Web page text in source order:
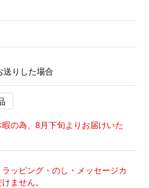
りした場合
の為、8月下旬よりお届けいた
ッピング・のし・メッセージカ
ません。